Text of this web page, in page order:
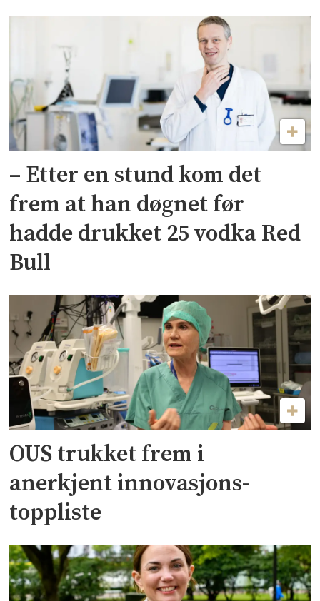
– Etter en stund kom det
frem at han døgnet før
hadde drukket 25 vodka Red
Bull
OUS trukket frem i
anerkjent innovasjons-
toppliste